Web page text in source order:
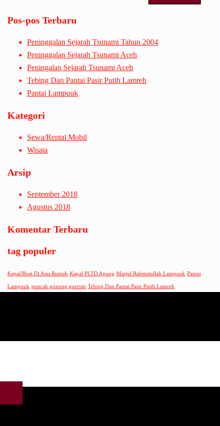
Pos-pos Terbaru
Peninggalan Sejarah Tsunami Tahun 2004
Peninggalan Sejarah Tsunami Aceh
Peningalan Sejarah Tsunami Aceh
Tebing Dan Pantai Pasir Putih Lamreh
Pantai Lampuuk
Kategori
Sewa/Rental Mobil
Wisata
Arsip
September 2018
Agustus 2018
Komentar Terbaru
tag populer
Kapal/Boat Di Atas Rumah Kapal PLTD Apung Masjid Rahmatullah Lampuuk Pantai
Lampuuk puncak gunung guerute Tebing Dan Pantai Pasir Putih Lamreh